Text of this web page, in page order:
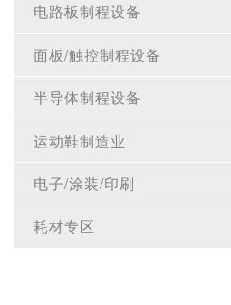
电路板制程设备
面板/触控制程设备
半导体制程设备
运动鞋制造业
电子/涂装/印刷
耗材专区